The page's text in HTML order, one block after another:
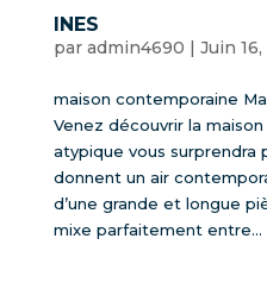
INES
par admin4690 Juin 16,
maison contemporaine
Venez découvrir la
atypique vous surprendra
donnent un air
d’une grande et longue
mixe parfaitement entre...